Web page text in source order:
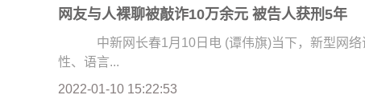
网友与人裸聊被敲诈10万余元 被告人获刑5年
中新网长春1月10日电 (谭伟旗)当下，新型网络
性、语言...
2022-01-10 15:22:53